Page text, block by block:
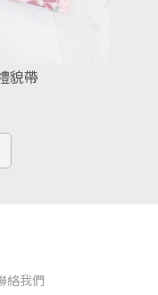
貌帶
絡我們